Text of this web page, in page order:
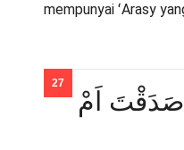
mempunyai ʻArasy
اَمْ